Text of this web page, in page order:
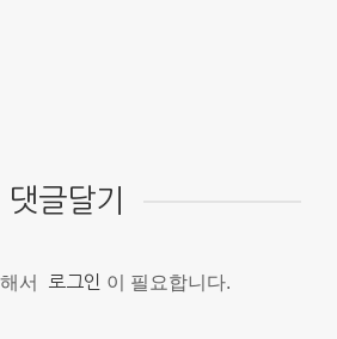
댓글달기
서 로그인 이 필요합니다.